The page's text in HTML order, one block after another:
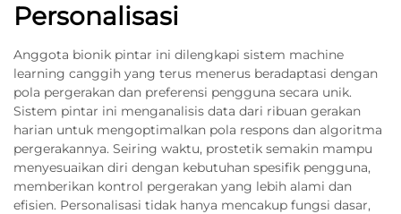
Personalisasi
Anggota bionik pintar ini dilengkapi sistem machine
learning canggih yang terus menerus beradaptasi dengan
pola pergerakan dan preferensi pengguna secara unik.
Sistem pintar ini menganalisis data dari ribuan gerakan
harian untuk mengoptimalkan pola respons dan algoritma
pergerakannya. Seiring waktu, prostetik semakin mampu
menyesuaikan diri dengan kebutuhan spesifik pengguna,
memberikan kontrol pergerakan yang lebih alami dan
efisien. Personalisasi tidak hanya mencakup fungsi dasar,